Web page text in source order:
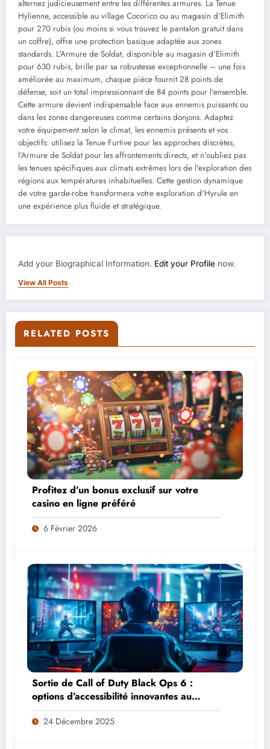
alternez judicieusement entre les différentes armures. La Tenue
Hylienne, accessible au village Cocorico ou au magasin d'Elimith
pour 270 rubis (ou moins si vous trouvez le pantalon gratuit dans
un coffre), offre une protection basique adaptée aux zones
standards. L'Armure de Soldat, disponible au magasin d'Elimith
pour 630 rubis, brille par sa robustesse exceptionnelle – une fois
améliorée au maximum, chaque pièce fournit 28 points de
défense, soit un total impressionnant de 84 points pour l'ensemble.
Cette armure devient indispensable face aux ennemis puissants ou
dans les zones dangereuses comme certains donjons. Adaptez
votre équipement selon le climat, les ennemis présents et vos
objectifs: utilisez la Tenue Furtive pour les approches discrètes,
l'Armure de Soldat pour les affrontements directs, et n'oubliez pas
les tenues spécifiques aux climats extrêmes lors de l'exploration des
régions aux températures inhabituelles. Cette gestion dynamique
de votre garde-robe transformera votre exploration d'Hyrule en
une expérience plus fluide et stratégique.
Add your Biographical Information. Edit your Profile now.
View All Posts
RELATED POSTS
Profitez d’un bonus exclusif sur votre
casino en ligne préféré
6 Février 2026
Sortie de Call of Duty Black Ops 6 :
options d’accessibilité innovantes au
service d’une narration inclusive et
accessible
24 Décembre 2025